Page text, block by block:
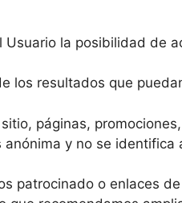
la posibilidad de
los resultados que
páginas,
y no se identifica
patrocinado o enlaces